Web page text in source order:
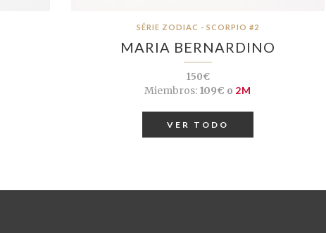
SÉRIE ZODIAC - SCORPIO #2
MARIA BERNARDINO
150€
Miembros: 109€ o 2M
VER TODO